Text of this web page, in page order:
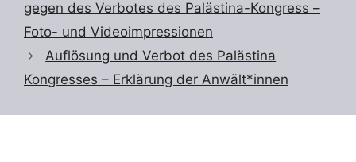
gegen des Verbotes des Palästina-Kongress –
Foto- und Videoimpressionen
Auflösung und Verbot des Palästina
Kongresses – Erklärung der Anwält*innen